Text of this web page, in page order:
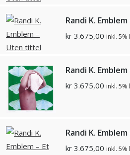
Randi K.
kr 3.675,00 inkl. 5%
Randi K.
kr 3.675,00 inkl. 5%
Randi K.
kr 3.675,00 inkl. 5%